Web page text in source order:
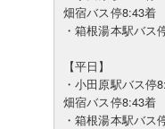
畑宿バス停8:43着
・箱根湯本駅バス
【平日】
・小田原駅バス
畑宿バス停8:43着
・箱根湯本駅バス